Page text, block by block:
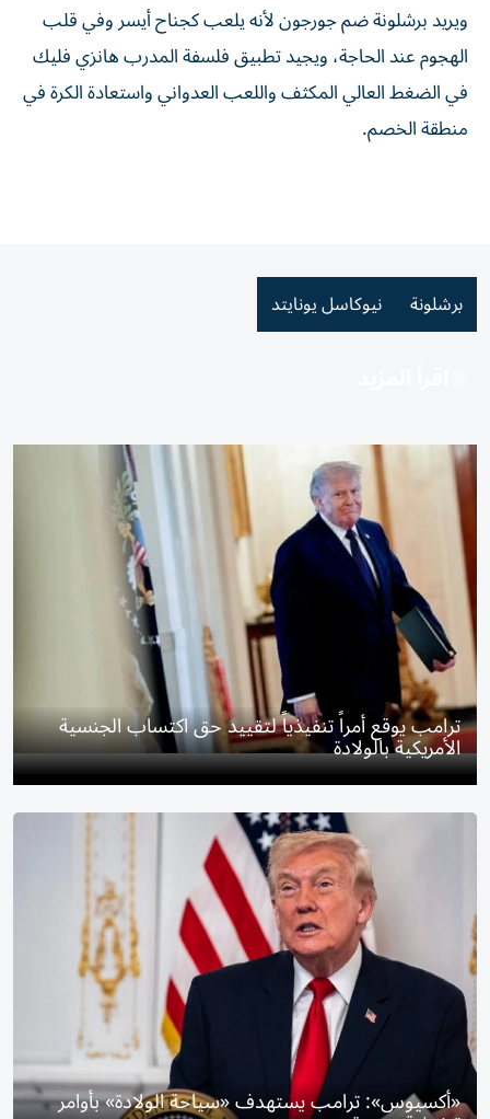
ويريد برشلونة ضم جورجون لأنه يلعب كجناح أيسر وفي قلب
الهجوم عند الحاجة، ويجيد تطبيق فلسفة المدرب هانزي فليك
في الضغط العالي المكثف واللعب العدواني واستعادة الكرة في
منطقة الخصم.
برشلونة نيوكاسل يونايتد
ترامب يوقع أمراً تنفيذياً لتقييد حق اكتساب الجنسية
الأمريكية بالولادة
«أكسيوس»: ترامب يستهدف «سياحة الولادة» بأوامر